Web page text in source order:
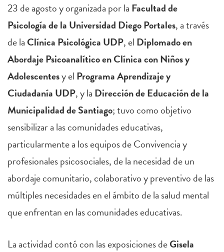
23 de agosto y organizada por la Facultad de
Psicología de la Universidad Diego Portales, a través
de laClínica Psicológica UDP, el Diplomado en
Abordaje Psicoanalítico en Clínica con Niños y
Adolescentesy el Programa Aprendizaje y
Ciudadanía UDP, y la Dirección de Educación de la
Municipalidad de Santiago; tuvo como objetivo
sensibilizar a las comunidades educativas,
particularmente a los equipos de Convivencia y
profesionales psicosociales, de la necesidad de un
abordaje comunitario, colaborativo y preventivo de las
múltiples necesidades en el ámbito de la salud mental
que enfrentan en las comunidades educativas.
La actividad contó con las exposiciones deGisela